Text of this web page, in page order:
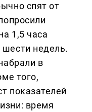
спят от
1,5 часа
недель.
в
того,
показателей
время